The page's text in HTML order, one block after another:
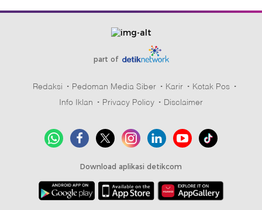
part of
Redaksi Pedoman Media Siber Karir
Kotak Pos
Info Iklan
Privacy Policy Disclaimer
Download aplikasi detikcom